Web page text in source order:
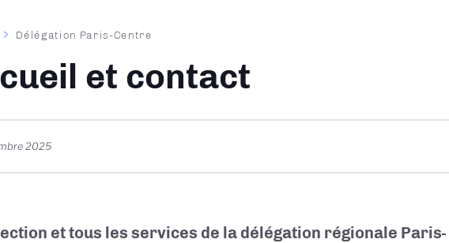
Délégation Paris-Centre
et contact
2025
et tous les services de la délégation régionale Paris-